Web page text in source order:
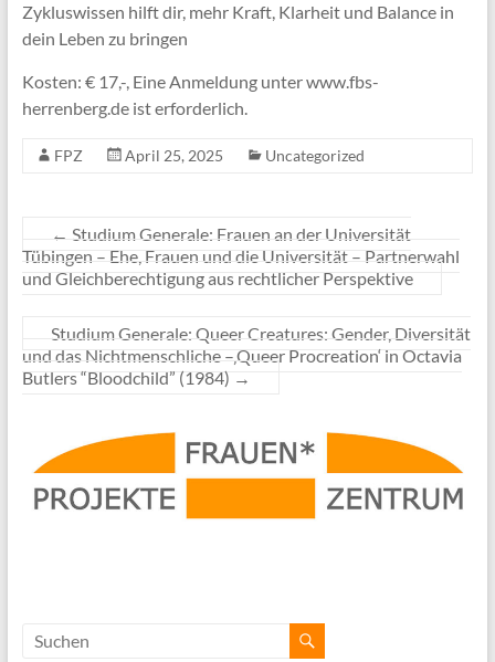
Zykluswissen hilft dir, mehr Kraft, Klarheit und Balance in
dein Leben zu bringen
Kosten: € 17,-, Eine Anmeldung unter www.fbs-
herrenberg.de ist erforderlich.
FPZ April 25, 2025 Uncategorized
← Studium Generale: Frauen an der Universität
Tübingen – Ehe, Frauen und die Universität – Partnerwahl
und Gleichberechtigung aus rechtlicher Perspektive
Studium Generale: Queer Creatures: Gender, Diversität
und das Nichtmenschliche –‚Queer Procreation‘ in Octavia
Butlers “Bloodchild” (1984) →